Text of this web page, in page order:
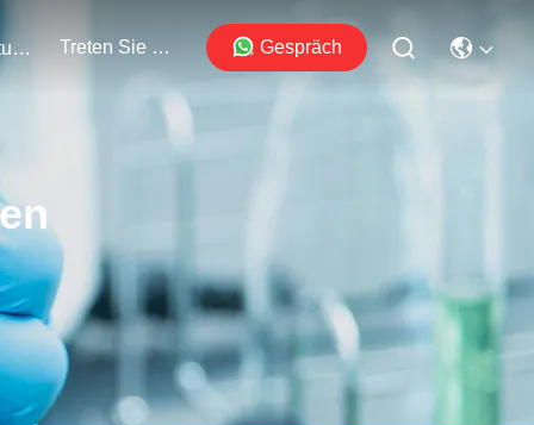
Veranstaltungen Treten Sie Mit Uns In Verbindung Gespräch